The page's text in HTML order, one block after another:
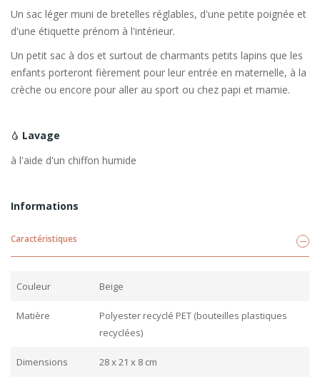
Un sac léger muni de bretelles réglables, d'une petite poignée et
d'une étiquette prénom à l'intérieur.
Un petit sac à dos et surtout de charmants petits lapins que les
enfants porteront fièrement pour leur entrée en maternelle, à la
crèche ou encore pour aller au sport ou chez papi et mamie.
Lavage
à l'aide d'un chiffon humide
Informations
Caractéristiques
Couleur Beige
Matière
Polyester recyclé PET (bouteilles plastiques
recyclées)
Dimensions 28 x 21 x 8 cm